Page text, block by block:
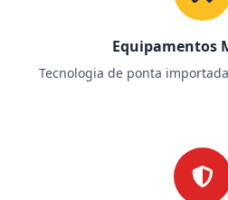
Equipamentos
Tecnologia de ponta